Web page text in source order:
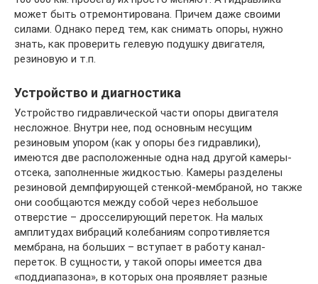
может быть отремонтирована. Причем даже своими
силами. Однако перед тем, как снимать опоры, нужно
знать, как проверить гелевую подушку двигателя,
резиновую и т.п.
Устройство и диагностика​
Устройство гидравлической части опоры двигателя
несложное. Внутри нее, под основным несущим
резиновым упором (как у опоры без гидравлики),
имеются две расположенные одна над другой камеры-
отсека, заполненные жидкостью. Камеры разделены
резиновой демпфирующей стенкой-мембраной, но также
они сообщаются между собой через небольшое
отверстие – дросселирующий переток. На малых
амплитудах вибраций колебаниям сопротивляется
мембрана, на больших – вступает в работу канал-
переток. В сущности, у такой опоры имеется два
«поддиапазона», в которых она проявляет разные